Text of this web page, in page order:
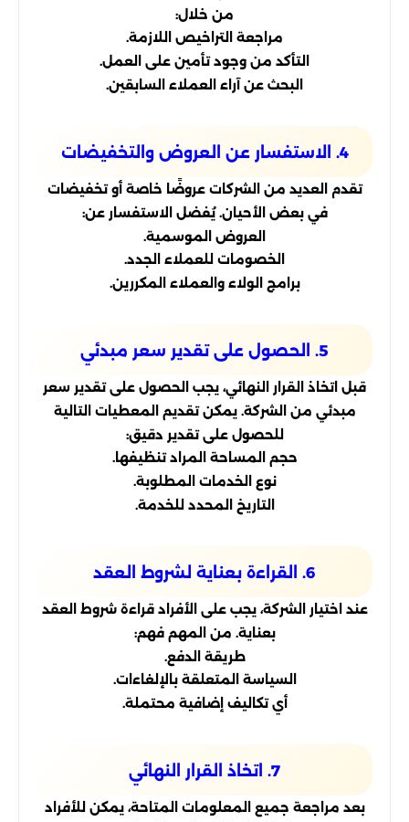
من خلال:
مراجعة التراخيص اللازمة.
التأكد من وجود تأمين على العمل.
البحث عن آراء العملاء السابقين.
4. الاستفسار عن العروض والتخفيضات
تقدم العديد من الشركات عروضًا خاصة أو تخفيضات
في بعض الأحيان. يُفضل الاستفسار عن:
العروض الموسمية.
الخصومات للعملاء الجدد.
برامج الولاء والعملاء المكررين.
5. الحصول على تقدير سعر مبدئي
قبل اتخاذ القرار النهائي، يجب الحصول على تقدير سعر
مبدئي من الشركة. يمكن تقديم المعطيات التالية
للحصول على تقدير دقيق:
حجم المساحة المراد تنظيفها.
نوع الخدمات المطلوبة.
التاريخ المحدد للخدمة.
6. القراءة بعناية لشروط العقد
عند اختيار الشركة، يجب على الأفراد قراءة شروط العقد
بعناية. من المهم فهم:
طريقة الدفع.
السياسة المتعلقة بالإلغاءات.
أي تكاليف إضافية محتملة.
7. اتخاذ القرار النهائي
بعد مراجعة جميع المعلومات المتاحة، يمكن للأفراد